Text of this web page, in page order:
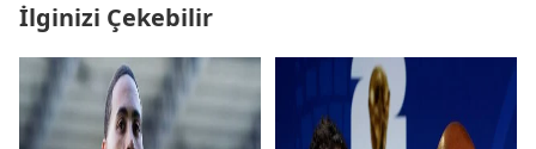
İlginizi Çekebilir